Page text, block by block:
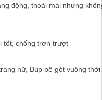
động, thoải mái nhưng
tốt, chống trơn trượt
nữ, Búp bê gót vuông